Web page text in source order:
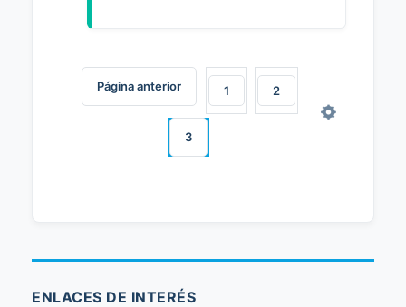
Página anterior 1 2
3
ENLACES DE INTERÉS